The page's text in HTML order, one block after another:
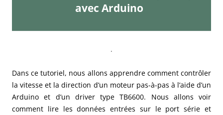
avec Arduino
.
Dans ce tutoriel, nous allons apprendre comment contrôler
la vitesse et la direction d’un moteur pas-à-pas à l’aide d’un
Arduino et d’un driver type TB6600. Nous allons voir
comment lire les données entrées sur le port série et